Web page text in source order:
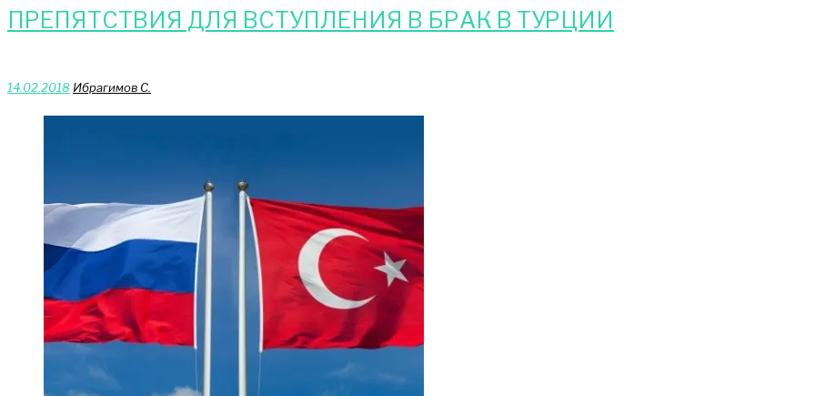
ПРЕПЯТСТВИЯ ДЛЯ ВСТУПЛЕНИЯ В БРАК В ТУРЦИИ
14.02.2018 Ибрагимов С.